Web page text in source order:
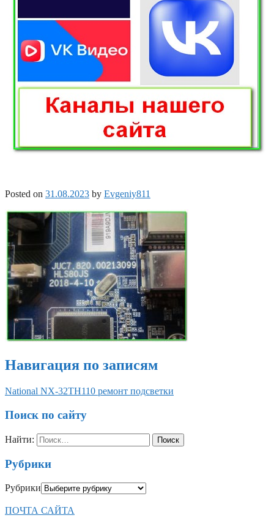
Posted on 31.08.2023 by Evgeniy811
Навигация по записям
National NX-32TH110 ремонт подсветки
Поиск по сайту
Найти:
Рубрики
Рубрики
ПОЧТА САЙТА